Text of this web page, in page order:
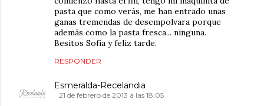
pasta que como verás, me han entrado unas
ganas tremendas de desempolvara porque
además como la pasta fresca... ninguna.
Besitos Sofía y feliz tarde.
RESPONDER
Esmeralda-Recelandia
21 de febrero de 2013 a las 18:05